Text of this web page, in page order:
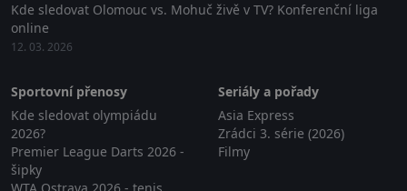
Kde sledovat Olomouc vs. Mohuč živě v TV? Konferenční liga
online
12. 03. 2026
Sportovní přenosy
Kde sledovat olympiádu
2026?
Premier League Darts 2026 -
šipky
Seriály a pořady
Asia Express
Zrádci 3. série (2026)
Filmy